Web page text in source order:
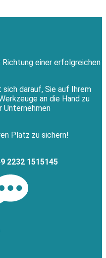
einer erfolgreichen
darauf, Sie auf Ihrem
an die Hand zu
Unternehmen
Platz zu sichern!
2232 1515145